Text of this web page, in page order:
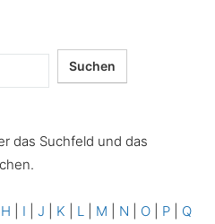
das Suchfeld und das
H I J K L M N O P
Q